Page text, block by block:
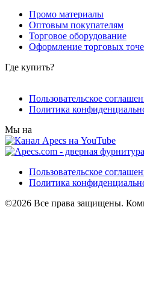
Промо материалы
Оптовым покупателям
Торговое оборудование
Оформление торговых
Где купить?
Пользовательское
Политика
Мы на
Пользовательское
Политика
©2026 Все права защищены.